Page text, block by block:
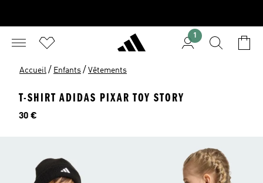
1
Accueil / Enfants / Vêtements
T-SHIRT ADIDAS PIXAR TOY STORY
Prix
30 €